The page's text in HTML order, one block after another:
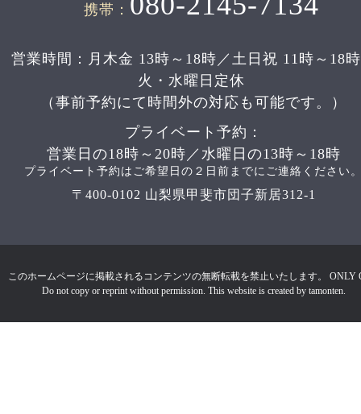
携帯：
営業時間：月木金 13時～18時／土日祝 11時～18
火・水曜日定休
（事前予約にて時間外の対応も可能です。）
プライベート予約：
営業日の18時～20時／水曜日の13時～18時
プライベート予約はご希望日の２日前までにご連絡ください
〒400-0102 山梨県甲斐市団子新居312-1
このホームページに掲載されるコンテンツの無断転載を禁止いたします。 ONLY
Do not copy or reprint without permission. This website is created by tamonten.